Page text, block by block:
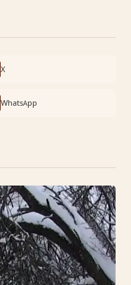
X
WhatsApp